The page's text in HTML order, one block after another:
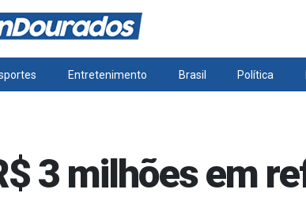
Entretenimento Brasil Política
3 milhões em